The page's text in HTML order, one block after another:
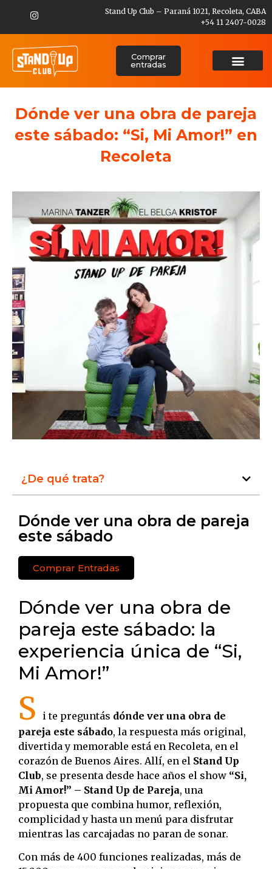
Stand Up Club – Paraná 1021, Recoleta, CABA
+54 11 2407-0028
Comprar
entradas
Dónde ver una obra de pareja
este sábado: “Si, Mi Amor!” en
Recoleta
¿De qué trata?
Dónde ver una obra de pareja
este sábado
Comprar Entradas
Dónde ver una obra de
pareja este sábado: la
experiencia única de “Si,
Mi Amor!”
S i te preguntás dónde ver una obra de
pareja este sábado, la respuesta más original,
divertida y memorable está en Recoleta, en el
corazón de Buenos Aires. Allí, en el Stand Up
Club, se presenta desde hace años el show “Si,
Mi Amor!” – Stand Up de Pareja, una
propuesta que combina humor, reflexión,
complicidad y hasta un menú para disfrutar
mientras las carcajadas no paran de sonar.
Con más de 400 funciones realizadas, más de